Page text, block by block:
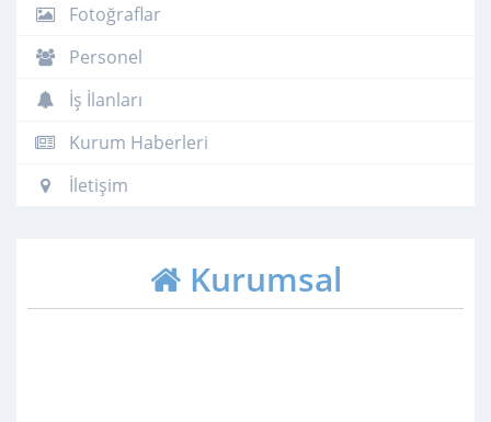
Fotoğraflar
Personel
İş İlanları
Kurum Haberleri
İletişim
Kurumsal